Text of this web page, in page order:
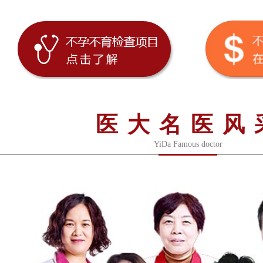
医大名医风
YiDa Famous doctor